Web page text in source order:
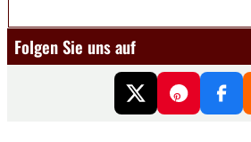
Folgen Sie uns auf